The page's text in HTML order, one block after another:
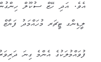
އެވެ. އަދި ހޭޒް ސުކޫލް
ލީޑިންގ ޓީޗަރ މުހައްމަދު ފަޔާޒް
ފުވައްމުލަކުގެ އެންމެ ގިނަ